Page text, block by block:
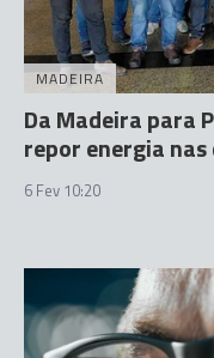
MADEIRA
Da Madeira para
repor energia nas
6 Fev 10:20